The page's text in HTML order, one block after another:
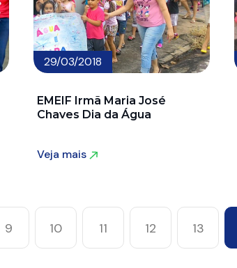
29/03/2018
EMEIF Irmã Maria José
Chaves Dia da Água
Veja mais
9 10 11 12 13